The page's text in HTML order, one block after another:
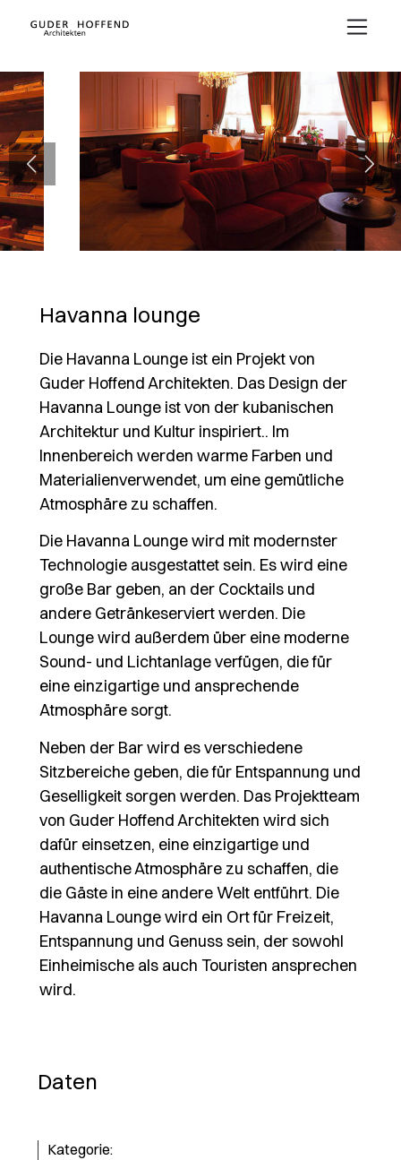
Havanna lounge
Die Havanna Lounge ist ein Projekt von
Guder Hoffend Architekten. Das Design der
Havanna Lounge ist von der kubanischen
Architektur und Kultur inspiriert.. Im
Innenbereich werden warme Farben und
Materialienverwendet, um eine gemütliche
Atmosphäre zu schaffen.
Die Havanna Lounge wird mit modernster
Technologie ausgestattet sein. Es wird eine
große Bar geben, an der Cocktails und
andere Getränkeserviert werden. Die
Lounge wird außerdem über eine moderne
Sound- und Lichtanlage verfügen, die für
eine einzigartige und ansprechende
Atmosphäre sorgt.
Neben der Bar wird es verschiedene
Sitzbereiche geben, die für Entspannung und
Geselligkeit sorgen werden. Das Projektteam
von Guder Hoffend Architekten wird sich
dafür einsetzen, eine einzigartige und
authentische Atmosphäre zu schaffen, die
die Gäste in eine andere Welt entführt. Die
Havanna Lounge wird ein Ort für Freizeit,
Entspannung und Genuss sein, der sowohl
Einheimische als auch Touristen ansprechen
wird.
Daten
Kategorie: